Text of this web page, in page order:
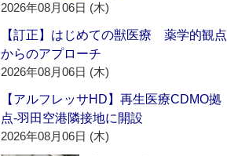
2026年08月06日 (木)
【訂正】はじめての獣医療 薬学的観点
からのアプローチ
2026年08月06日 (木)
【アルフレッサHD】再生医療CDMO拠
点‐羽田空港隣接地に開設
2026年08月06日 (木)